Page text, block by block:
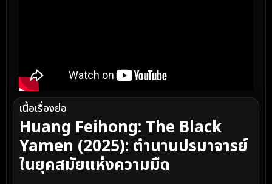
เนื้อเรื่องย่อ
Huang Feihong: The Black
Yamen (2025): ตำนานปรมาจารย์
ในยุคสมัยแห่งความมืด